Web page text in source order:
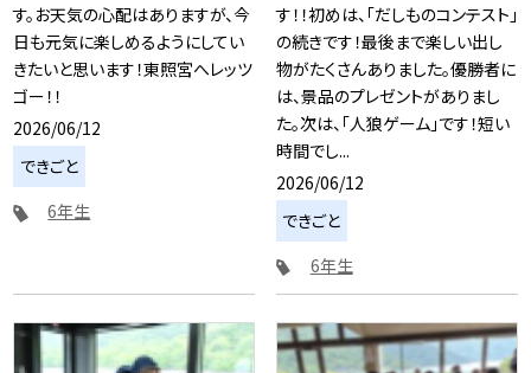
す。お天気の心配はありますが、今
日も元気に楽しめるようにしてい
きたいと思います！東照宮へレッツ
ゴー！！
2026/06/12
できごと
6年生
す！！初めは、「だしものコンテスト」
の続きです！最後まで楽しい出し
物がたくさんありました。優勝者に
は、景品のプレゼントがありまし
た。次は、「人狼ゲーム」です！短い
時間でし...
2026/06/12
できごと
6年生